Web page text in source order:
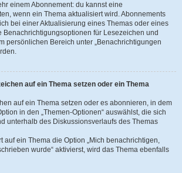
einem Abonnement: du kannst eine
wenn ein Thema aktualisiert wird. Abonnements
bei einer Aktualisierung eines Themas oder eines
Benachrichtigungsoptionen für Lesezeichen und
persönlichen Bereich unter „Benachrichtigungen
auf ein Thema setzen oder ein Thema
auf ein Thema setzen oder es abonnieren, in dem
in den „Themen-Optionen“ auswählst, die sich
unterhalb des Diskussionsverlaufs des Themas
auf ein Thema die Option „Mich benachrichtigen,
wurde“ aktivierst, wird das Thema ebenfalls